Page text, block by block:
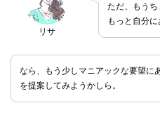
リサ
ただ、もうち
もっと自分
なら、もう少しマニアックな要望に
を提案してみようかしら。